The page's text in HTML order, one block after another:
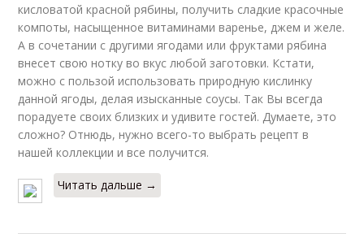
кисловатой красной рябины, получить сладкие красочные
компоты, насыщенное витаминами варенье, джем и желе.
А в сочетании с другими ягодами или фруктами рябина
внесет свою нотку во вкус любой заготовки. Кстати,
можно с пользой использовать природную кислинку
данной ягоды, делая изысканные соусы. Так Вы всегда
порадуете своих близких и удивите гостей. Думаете, это
сложно? Отнюдь, нужно всего-то выбрать рецепт в
нашей коллекции и все получится.
Читать дальше →